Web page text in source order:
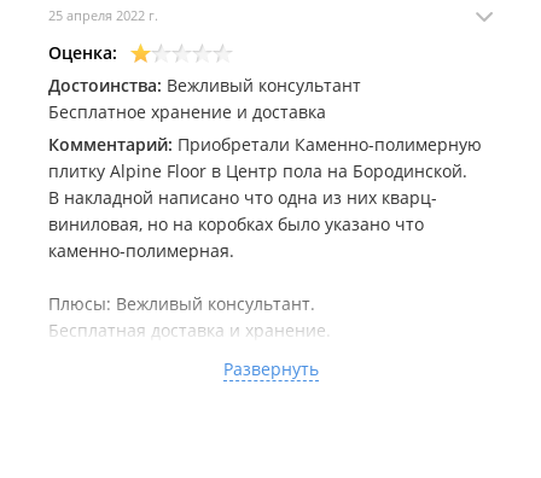
25 апреля 2022 г.
Оценка:
Достоинства: Вежливый консультант
Бесплатное хранение и доставка
Комментарий: Приобретали Каменно-полимерную
плитку Alpine Floor в Центр пола на Бородинской.
В накладной написано что одна из них кварц-
виниловая, но на коробках было указано что
каменно-полимерная.
Плюсы: Вежливый консультант.
Бесплатная доставка и хранение.
Развернуть